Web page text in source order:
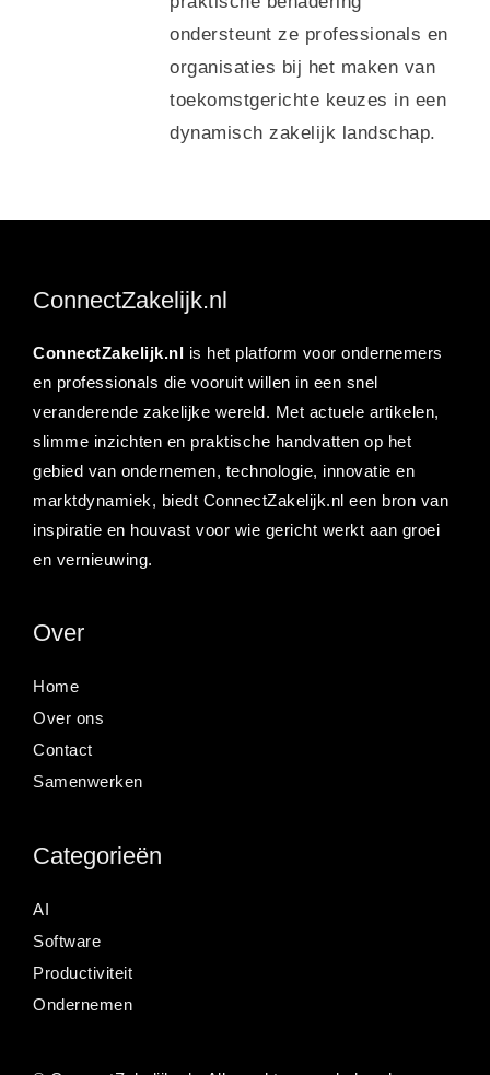
ondersteunt ze professionals en
organisaties bij het maken van
toekomstgerichte keuzes in een
dynamisch zakelijk landschap.
ConnectZakelijk.nl
ConnectZakelijk.nl is het platform voor ondernemers
en professionals die vooruit willen in een snel
veranderende zakelijke wereld. Met actuele artikelen,
slimme inzichten en praktische handvatten op het
gebied van ondernemen, technologie, innovatie en
marktdynamiek, biedt ConnectZakelijk.nl een bron van
inspiratie en houvast voor wie gericht werkt aan groei
en vernieuwing.
Over
Home
Over ons
Contact
Samenwerken
Categorieën
AI
Software
Productiviteit
Ondernemen